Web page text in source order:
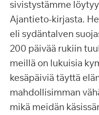
sivistystämme
Ajantieto-kirjasta.
eli sydäntalven
200 päivää rukiin
meillä on lukuisia
kesäpäiviä täyttä
mahdollisimman
mikä meidän